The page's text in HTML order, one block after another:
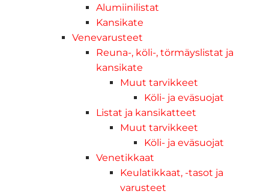
Alumiinilistat
Kansikate
Venevarusteet
Reuna-, köli-, törmäyslistat ja
kansikate
Muut tarvikkeet
Köli- ja eväsuojat
Listat ja kansikatteet
Muut tarvikkeet
Köli- ja eväsuojat
Venetikkaat
Keulatikkaat, -tasot ja
varusteet